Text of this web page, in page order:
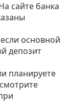
сайте банка
основной
депозит
планируете